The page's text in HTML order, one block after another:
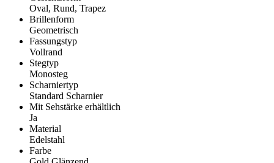
Oval, Rund, Trapez
Brillenform
Geometrisch
Fassungstyp
Vollrand
Stegtyp
Monosteg
Scharniertyp
Standard Scharnier
Mit Sehstärke erhältlich
Ja
Material
Edelstahl
Farbe